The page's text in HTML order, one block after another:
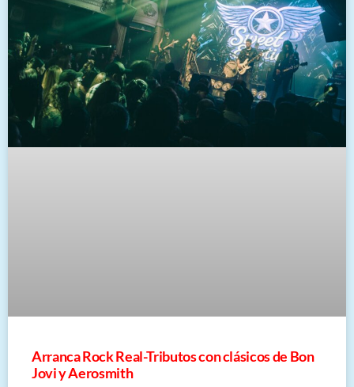
Arranca Rock Real-Tributos con clásicos de Bon
Jovi y Aerosmith